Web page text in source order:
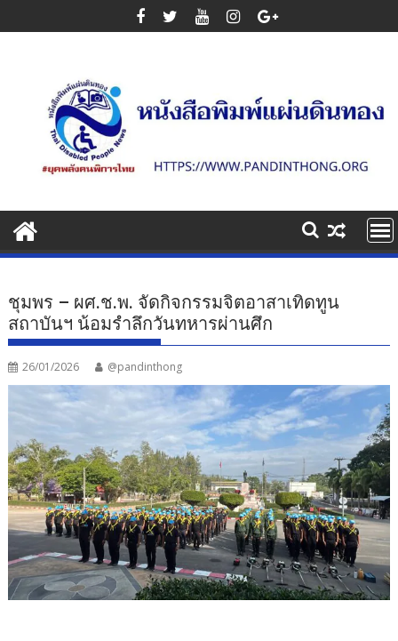
to
ชุมพร – ผศ.ช.พ. จัดกิจกรรมจิตอาสาเทิดทูน
สถาบันฯ น้อมรำลึกวันทหารผ่านศึก
26/01/2026 @pandinthong